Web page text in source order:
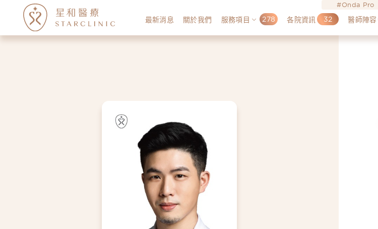
Onda Pro
最新消息 關於我們 服務項目 278 各院資訊 32 醫師陣容